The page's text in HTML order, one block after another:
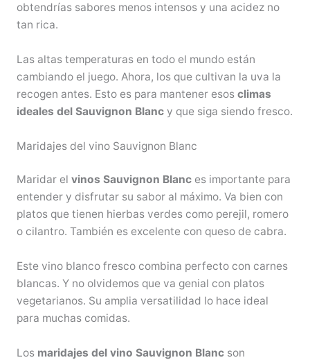
obtendrías sabores menos intensos y una acidez no
tan rica.
Las altas temperaturas en todo el mundo están
cambiando el juego. Ahora, los que cultivan la uva la
recogen antes. Esto es para mantener esos climas
ideales del Sauvignon Blancy que siga siendo fresco.
Maridajes del vino Sauvignon Blanc
Maridar el vinos Sauvignon Blances importante para
entender y disfrutar su sabor al máximo. Va bien con
platos que tienen hierbas verdes como perejil, romero
o cilantro. También es excelente con queso de cabra.
Este vino blanco fresco combina perfecto con carnes
blancas. Y no olvidemos que va genial con platos
vegetarianos. Su amplia versatilidad lo hace ideal
para muchas comidas.
Los maridajes del vino Sauvignon Blancson